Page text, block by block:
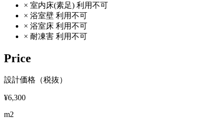
× 室内床(素足) 利用不可
× 浴室壁 利用不可
× 浴室床 利用不可
× 耐凍害 利用不可
Price
設計価格（税抜）
¥6,300
m2